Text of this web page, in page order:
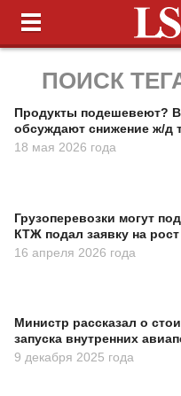
ПОИСК
Продукты подешевеют? В
обсуждают снижение ж/д
18 мая 2026 года
Грузоперевозки могут
КТЖ подал заявку на
16 апреля 2026 года
Министр рассказал о
запуска внутренних
9 декабря 2025 года